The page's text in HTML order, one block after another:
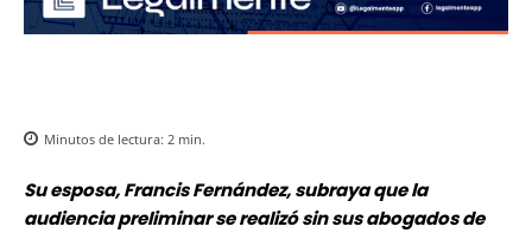
Minutos de lectura: 2 min.
Su esposa, Francis Fernández, subraya que la
audiencia preliminar se realizó sin sus abogados de